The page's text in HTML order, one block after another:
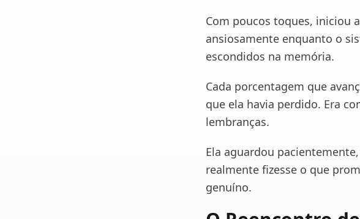
Com poucos toques, iniciou
ansiosamente enquanto o
escondidos na memória.
Cada porcentagem que
que ela havia perdido. Era
lembranças.
Ela aguardou
realmente fizesse o que
genuíno.